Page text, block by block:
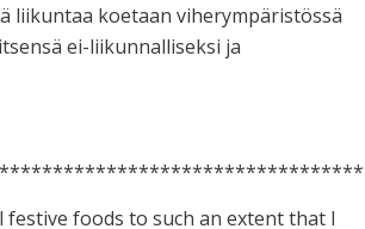
liikuntaa koetaan viherympäristössä
ei-liikunnalliseksi ja
foods to such an extent that I